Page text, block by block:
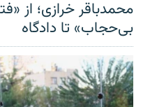
محمدباقر خرازی؛ از
بی‌حجاب» تا دادگاه